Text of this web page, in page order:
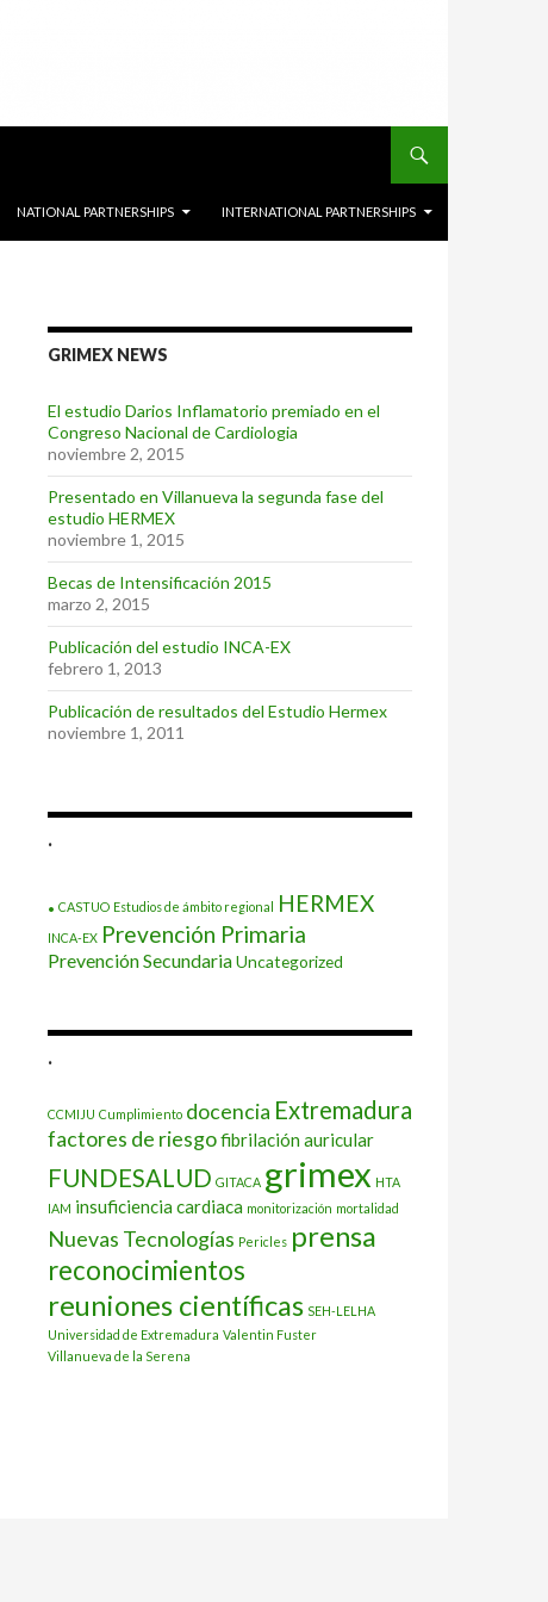
NATIONAL PARTNERSHIPS INTERNATIONAL PARTNERSHIPS
GRIMEX NEWS
El estudio Darios Inflamatorio premiado en el
Congreso Nacional de Cardiologia
noviembre 2, 2015
Presentado en Villanueva la segunda fase del
estudio HERMEX
noviembre 1, 2015
Becas de Intensificación 2015
marzo 2, 2015
Publicación del estudio INCA-EX
febrero 1, 2013
Publicación de resultados del Estudio Hermex
noviembre 1, 2011
.
. CASTUO Estudios de ámbito regional HERMEX
INCA-EX Prevención Primaria
Prevención SecundariaUncategorized
.
CCMIJU Cumplimiento docencia Extremadura
factores de riesgofibrilación auricular
FUNDESALUD GITACA grimex HTA
IAM insuficiencia cardiaca monitorización mortalidad
Nuevas Tecnologías Pericles prensa
reconocimientos
reuniones científicas SEH-LELHA
Universidad de Extremadura Valentin Fuster
Villanueva de la Serena